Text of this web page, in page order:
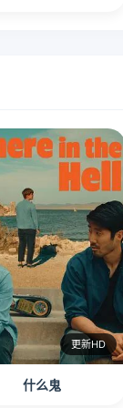
更新HD
什么鬼